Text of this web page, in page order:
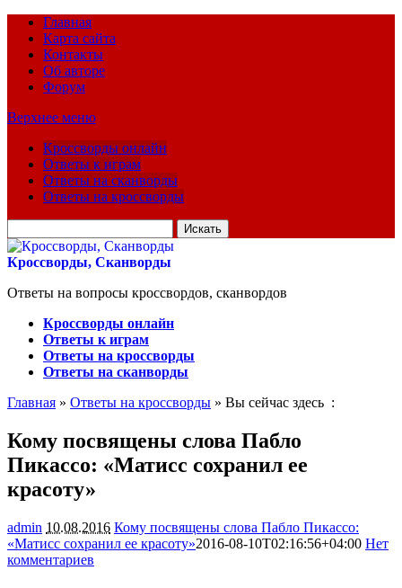
Главная
Карта сайта
Контакты
Об авторе
Форум
Верхнее меню
Кроссворды онлайн
Ответы к играм
Ответы на сканворды
Ответы на кроссворды
для:
Кроссворды, Сканворды
Ответы на вопросы кроссвордов, сканвордов
Кроссворды онлайн
Ответы к играм
Ответы на кроссворды
Ответы на сканворды
Главная » Ответы на кроссворды » Вы сейчас здесь :
Кому посвящены слова Пабло
Пикассо: «Матисс сохранил ее
красоту»
admin 10.08.2016 Кому посвящены слова Пабло Пикассо:
«Матисс сохранил ее красоту»2016-08-10T02:16:56+04:00 Нет
комментариев